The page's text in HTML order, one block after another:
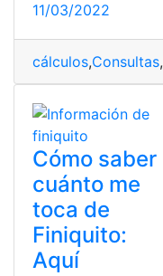
11/03/2022
cálculos,Consultas,
Cómo saber
cuánto me
toca de
Finiquito:
Aquí